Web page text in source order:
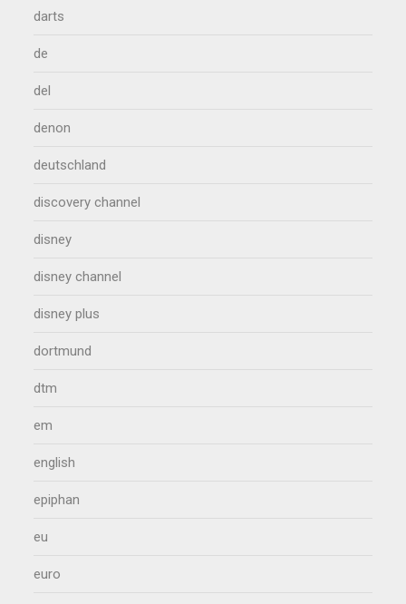
darts
de
del
denon
deutschland
discovery channel
disney
disney channel
disney plus
dortmund
dtm
em
english
epiphan
eu
euro